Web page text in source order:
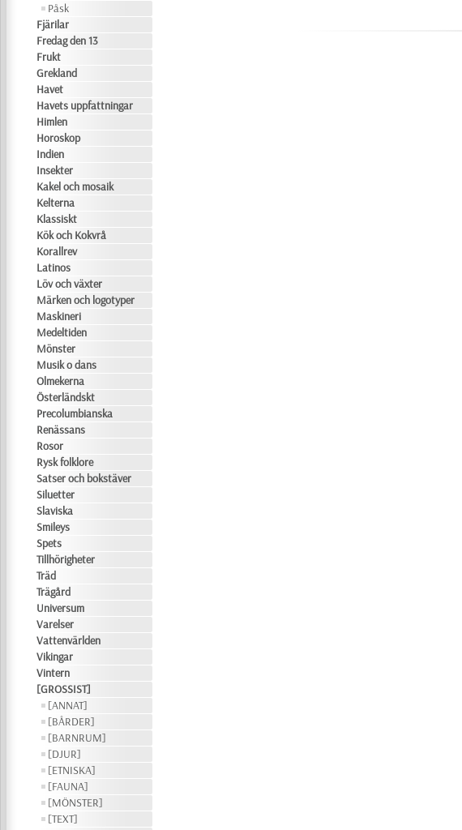
Påsk
Fjärilar
Fredag den 13
Frukt
Grekland
Havet
Havets uppfattningar
Himlen
Horoskop
Indien
Insekter
Kakel och mosaik
Kelterna
Klassiskt
Kök och Kokvrå
Korallrev
Latinos
Löv och växter
Märken och logotyper
Maskineri
Medeltiden
Mönster
Musik o dans
Olmekerna
Österländskt
Precolumbianska
Renässans
Rosor
Rysk folklore
Satser och bokstäver
Siluetter
Slaviska
Smileys
Spets
Tillhörigheter
Träd
Trägård
Universum
Varelser
Vattenvärlden
Vikingar
Vintern
[GROSSIST]
[ANNAT]
[BÅRDER]
[BARNRUM]
[DJUR]
[ETNISKA]
[FAUNA]
[MÖNSTER]
[TEXT]